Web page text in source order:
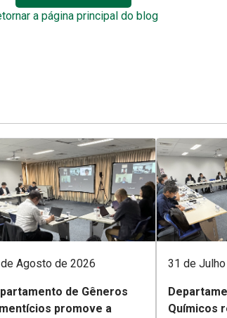
a página principal do blog
Agosto de 2026
de Gêneros
promove a
31 de
Químicos